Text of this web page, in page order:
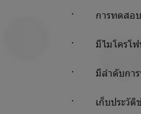
· การทดสอบ
· มีไมโครโฟน
· มีลำดับการ
· เก็บประวัติข้